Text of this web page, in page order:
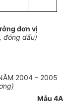
đơn vị
đóng dấu)
2004 – 2005
Mẫu 4A